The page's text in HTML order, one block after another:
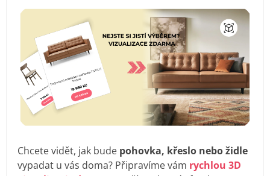
Chcete vidět, jak bude pohovka, křeslo nebo židle
vypadat u vás doma? Připravíme vám rychlou 3D